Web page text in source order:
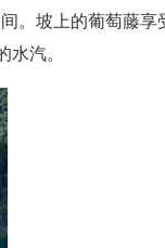
。坡上的葡萄藤
水汽。